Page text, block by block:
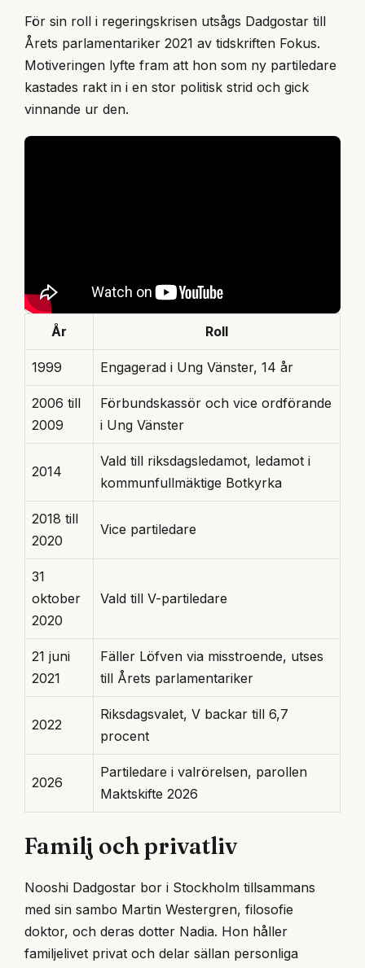
För sin roll i regeringskrisen utsågs Dadgostar till
Årets parlamentariker 2021 av tidskriften Fokus.
Motiveringen lyfte fram att hon som ny partiledare
kastades rakt in i en stor politisk strid och gick
vinnande ur den.
År Roll
1999 Engagerad i Ung Vänster, 14 år
2006 till
2009
Förbundskassör och vice ordförande
i Ung Vänster
2014
Vald till riksdagsledamot, ledamot i
kommunfullmäktige Botkyrka
2018 till
2020
Vice partiledare
31
oktober
2020
Vald till V-partiledare
21 juni
2021
Fäller Löfven via misstroende, utses
till Årets parlamentariker
2022
Riksdagsvalet, V backar till 6,7
procent
2026
Partiledare i valrörelsen, parollen
Maktskifte 2026
Familj och privatliv
Nooshi Dadgostar bor i Stockholm tillsammans
med sin sambo Martin Westergren, filosofie
doktor, och deras dotter Nadia. Hon håller
familjelivet privat och delar sällan personliga